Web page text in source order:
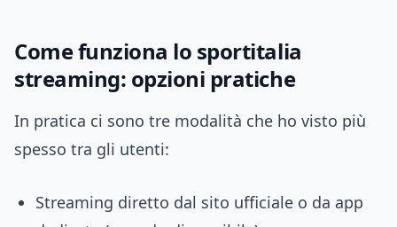
Come funziona lo sportitalia
streaming: opzioni pratiche
In pratica ci sono tre modalità che ho visto più
spesso tra gli utenti:
Streaming diretto dal sito ufficiale o da app